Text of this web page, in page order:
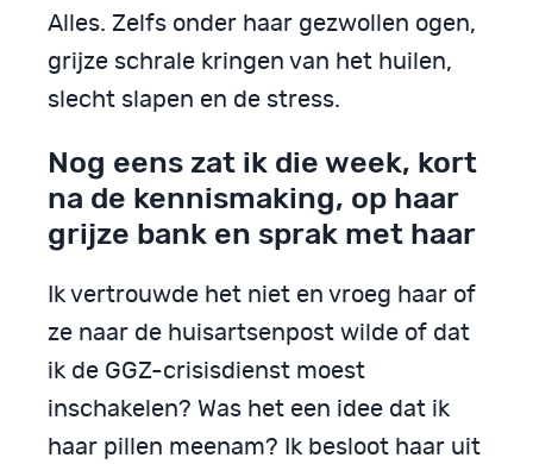
Alles. Zelfs onder haar gezwollen ogen,
grijze schrale kringen van het huilen,
slecht slapen en de stress.
Nog eens zat ik die week, kort
na de kennismaking, op haar
grijze bank en sprak met haar
Ik vertrouwde het niet en vroeg haar of
ze naar de huisartsenpost wilde of dat
ik de GGZ-crisisdienst moest
inschakelen? Was het een idee dat ik
haar pillen meenam? Ik besloot haar uit